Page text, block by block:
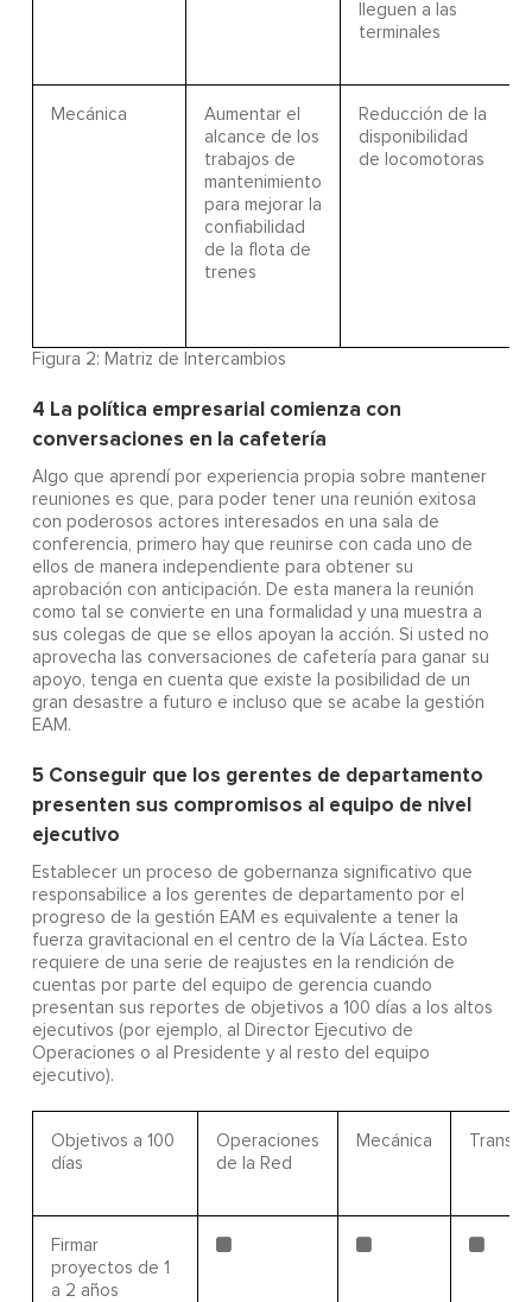
lleguen a las
terminales
Mecánica
Aumentar el
alcance de los
trabajos de
mantenimiento
para mejorar la
confiabilidad
de la flota de
trenes
Reducción de la
disponibilidad
de locomotoras
Figura 2: Matriz de Intercambios
4 La política empresarial comienza con
conversaciones en la cafetería
Algo que aprendí por experiencia propia sobre mantener
reuniones es que, para poder tener una reunión exitosa
con poderosos actores interesados en una sala de
conferencia, primero hay que reunirse con cada uno de
ellos de manera independiente para obtener su
aprobación con anticipación. De esta manera la reunión
como tal se convierte en una formalidad y una muestra a
sus colegas de que se ellos apoyan la acción. Si usted no
aprovecha las conversaciones de cafetería para ganar su
apoyo, tenga en cuenta que existe la posibilidad de un
gran desastre a futuro e incluso que se acabe la gestión
EAM.
5Conseguir que los gerentes de departamento
presenten sus compromisos al equipo de nivel
ejecutivo
Establecer un proceso de gobernanza significativo que
responsabilice a los gerentes de departamento por el
progreso de la gestión EAM es equivalente a tener la
fuerza gravitacional en el centro de la Vía Láctea. Esto
requiere de una serie de reajustes en la rendición de
cuentas por parte del equipo de gerencia cuando
presentan sus reportes de objetivos a 100 días a los altos
ejecutivos (por ejemplo, al Director Ejecutivo de
Operaciones o al Presidente y al resto del equipo
ejecutivo).
Objetivos a 100
días
Operaciones
de la Red
Mecánica
Firmar
proyectos de 1
a 2 años